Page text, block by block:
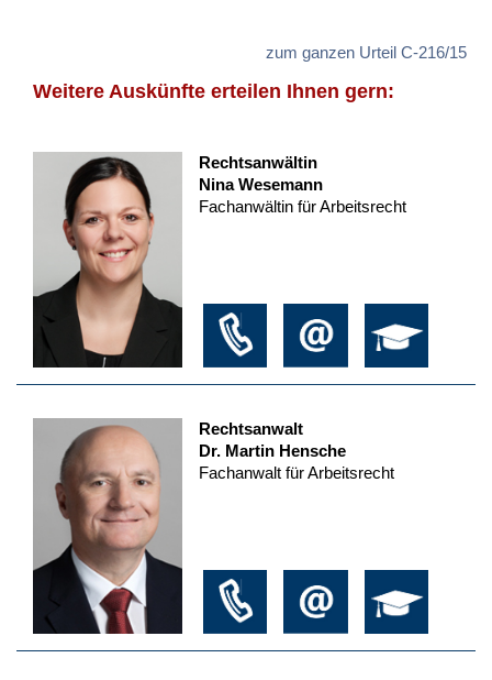
zum ganzen Urteil C-216/15
Weitere Auskünfte erteilen Ihnen gern:
Rechtsanwältin
Nina Wesemann
Fachanwältin für Arbeitsrecht
Rechtsanwalt
Dr. Martin Hensche
Fachanwalt für Arbeitsrecht